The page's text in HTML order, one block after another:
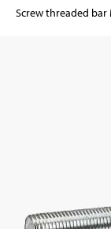
Screw threaded bar